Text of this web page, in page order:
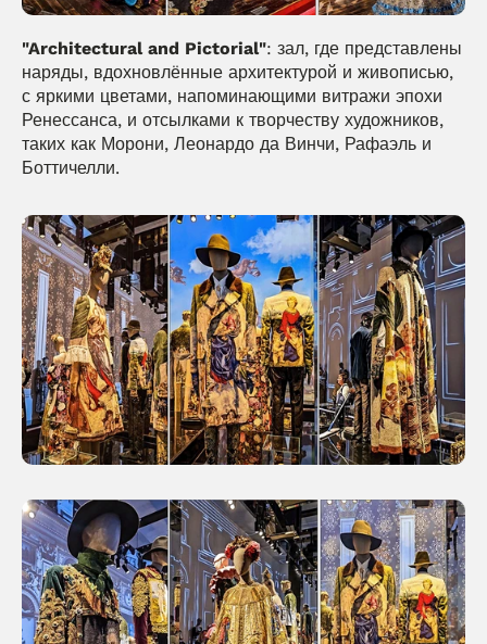
"Architectural and Pictorial": зал, где представлены
наряды, вдохновлённые архитектурой и живописью,
с яркими цветами, напоминающими витражи эпохи
Ренессанса, и отсылками к творчеству художников,
таких как Морони, Леонардо да Винчи, Рафаэль и
Боттичелли.